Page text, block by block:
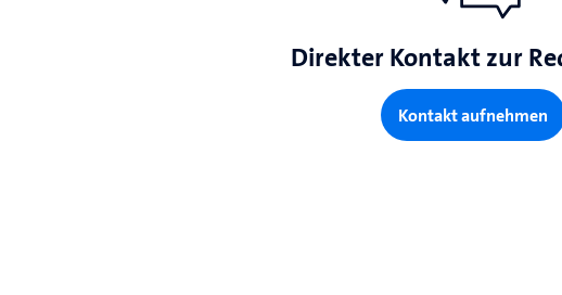
Direkter Kontakt zur
Kontakt aufnehmen